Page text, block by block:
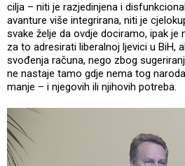
cilja – niti je razjedinjena i
avanture više integrirana, niti je
svake želje da ovdje dociramo, ipak
za to adresirati liberalnoj ljevici u BiH,
svođenja računa, nego zbog
ne nastaje tamo gdje nema tog
manje – i njegovih ili njihovih potreba.